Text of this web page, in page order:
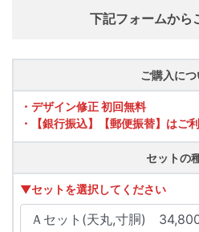
下記フォームから
ご購入につ
・デザイン修正 初回無料
・【銀行振込】【郵便振替】はご
セットの
▼セットを選択してください